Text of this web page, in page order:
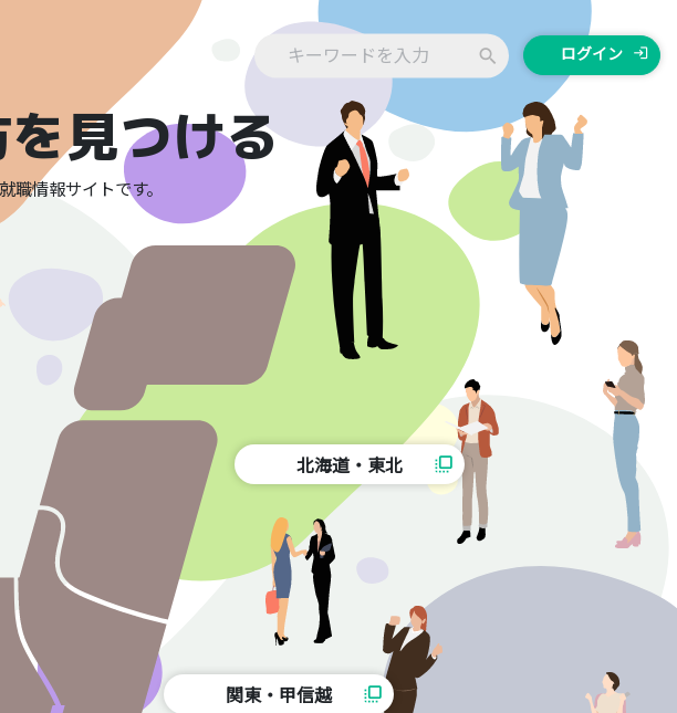
search ログイン login
見つける
職情報サイトです。
北海道・東北 flip_to_front
関東・甲信越 flip_to_front